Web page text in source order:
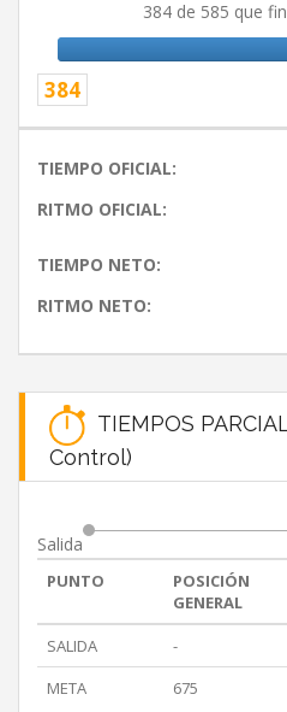
384 de 585 que
384
TIEMPO OFICIAL:
RITMO OFICIAL:
TIEMPO NETO:
RITMO NETO:
TIEMPOS
Control)
Salida
PUNTO
POSICIÓN
GENERAL
SALIDA
-
META
675